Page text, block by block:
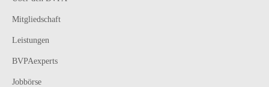
Mitgliedschaft
Leistungen
BVPAexperts
Jobbörse